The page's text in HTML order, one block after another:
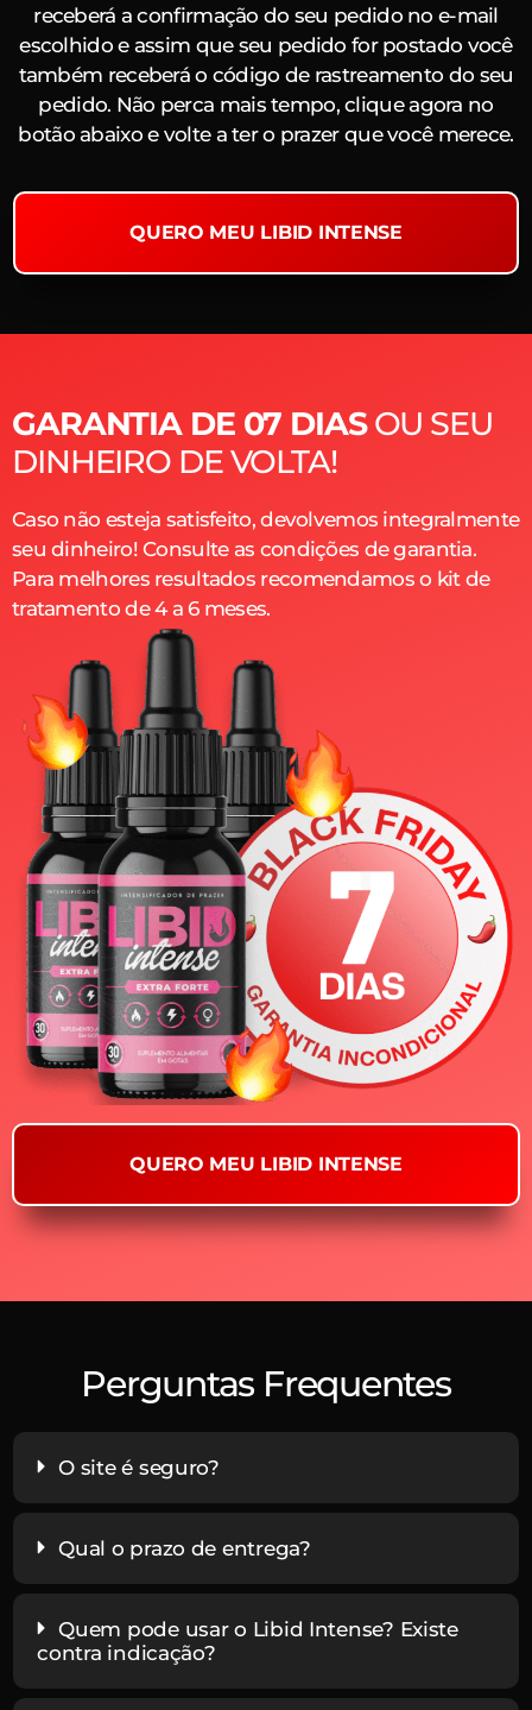
receberá a confirmação do seu pedido no e-mail
escolhido e assim que seu pedido for postado você
também receberá o código de rastreamento do seu
pedido. Não perca mais tempo, clique agora no
botão abaixo e volte a ter o prazer que você merece.
QUERO MEU LIBID INTENSE
GARANTIA DE 07 DIASOU SEU
DINHEIRO DE VOLTA!
Caso não esteja satisfeito, devolvemos integralmente
seu dinheiro! Consulte as condições de garantia.
Para melhores resultados recomendamos o kit de
tratamento de 4 a 6 meses.
QUERO MEU LIBID INTENSE
Perguntas Frequentes
O site é seguro?
Qual o prazo de entrega?
Quem pode usar o Libid Intense? Existe
contra indicação?